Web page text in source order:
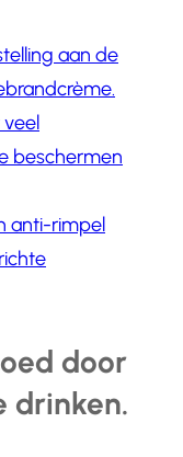
aan de
beschermen
anti-rimpel
door
drinken.